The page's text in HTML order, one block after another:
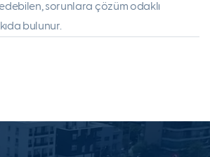
sorunlara çözüm odaklı
bulunur.